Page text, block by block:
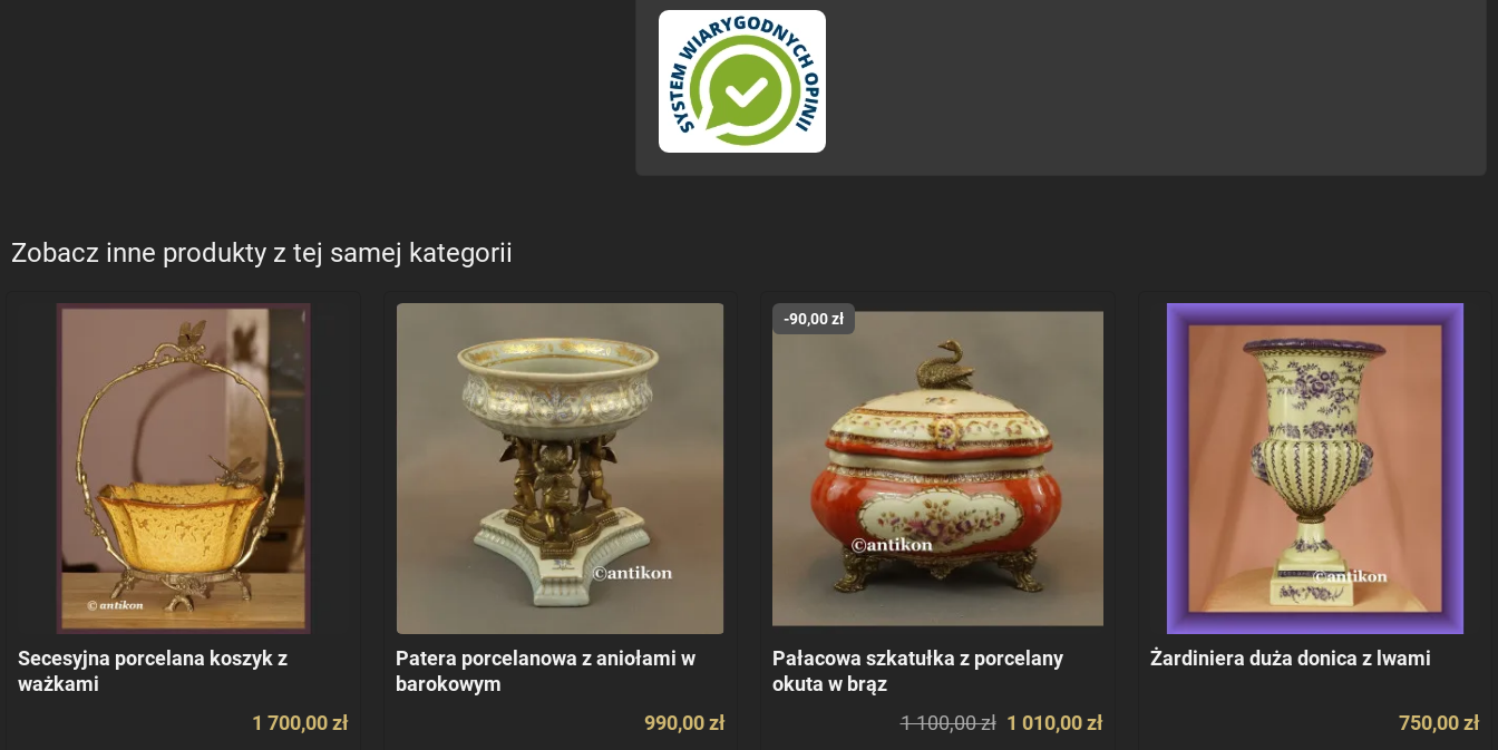
Zobacz inne produkty z tej samej kategorii
Secesyjna porcelana koszyk z
ważkami
1 700,00 zł
Patera porcelanowa z aniołami w
barokowym
990,00 zł
-90,00 zł
Pałacowa szkatułka z porcelany
okuta w brąz
1 100,00 zł 1 010,00 zł
Żardiniera duża donica z lwami
750,00 zł